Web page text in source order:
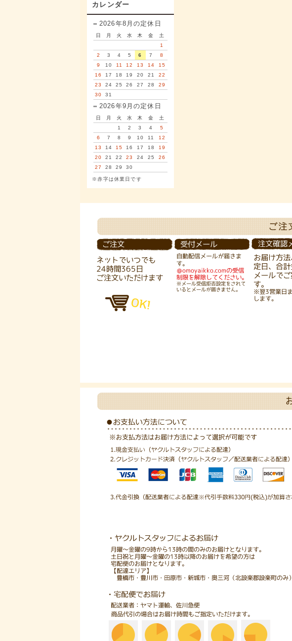
カレンダー
2026年8月の定休日
日 月 火 水 木 金
土
1
2
3 4 5 6 7
8
9
10 11 12 13 14
15
16
17 18 19 20 21
22
23
24 25 26 27 28
29
30
31
2026年9月の定休日
日 月 火 水 木 金
土
1
2 3 4
5
6
7 8 9 10 11
12
13
14 15 16 17 18
19
20
21 22 23 24 25
26
27
28 29 30
※赤字は休業日です